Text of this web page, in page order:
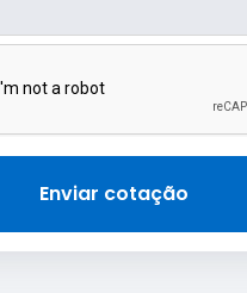
Enviar cotação